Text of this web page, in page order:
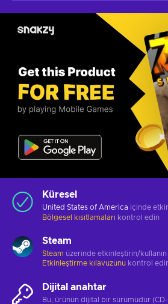
Küresel
United States of America içinde
Bölgesel kısıtlamaları kontrol edin
Steam
Steam üzerinde etkinleştirin/kullanın
Etkinleştirme kılavuzunu kontrol
Dijital anahtar
Bu, ürünün dijital bir sürümüdür (CD-